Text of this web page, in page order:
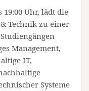
19:00 Uhr, lädt die
Technik zu einer
Management,
IT,
Systeme